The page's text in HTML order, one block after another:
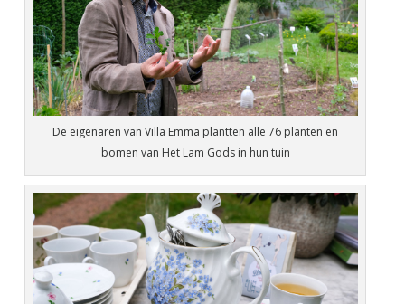
De eigenaren van Villa Emma plantten alle 76 planten en
bomen van Het Lam Gods in hun tuin